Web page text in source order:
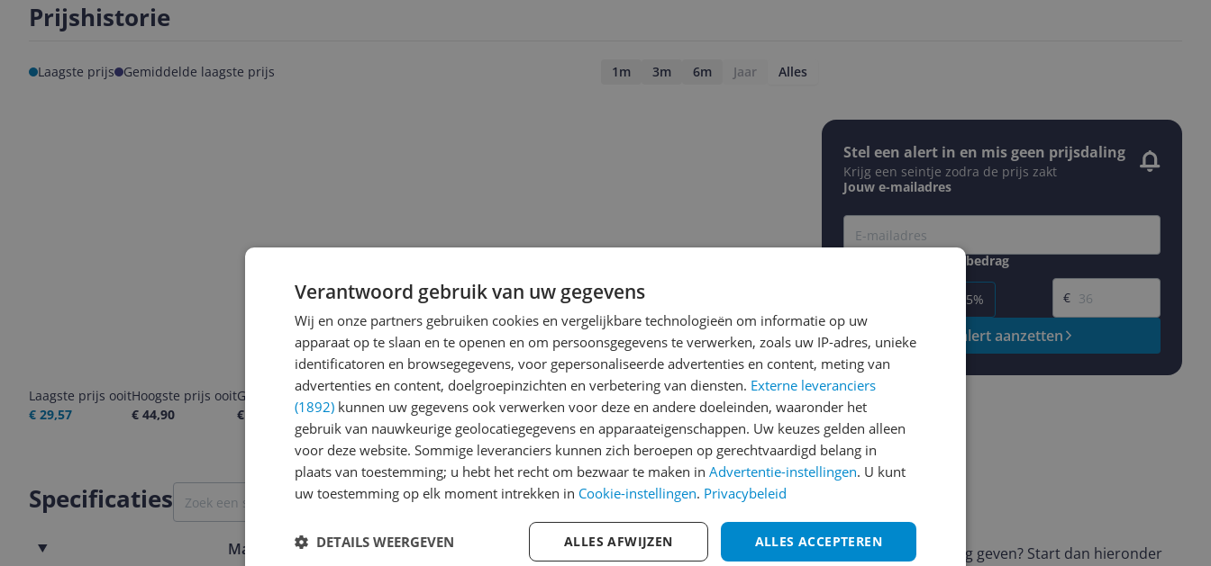
Prijshistorie
Laagste prijs Gemiddelde laagste prijs 1m 3m 6m Jaar Alles
Laagste prijs ooit
€ 29,57
Hoogste prijs ooit
€ 44,90
Goedkoopste nu
€ 31,99
Laatste prijsupdate
05-08-2026
Stel een alert in en mis geen prijsdaling
Krijg een seintje zodra de prijs zakt
Jouw e-mailadres
Gewenste daling of bedrag
-15%
Gewenste prijs
€
Prijsalert aanzetten
Specificaties
Materiaal & afmetingen
Reviews
Er zijn nog geen reviews geschreven
Heb jij dit product in bezit en wil je graag je mening geven? Start dan hieronder
Verantwoord gebruik van uw gegevens
Wij en onze partners gebruiken cookies en vergelijkbare technologieën om informatie op uw
apparaat op te slaan en te openen en om persoonsgegevens te verwerken, zoals uw IP-adres, unieke
identificatoren en browsegegevens, voor gepersonaliseerde advertenties en content, meting van
advertenties en content, doelgroepinzichten en verbetering van diensten. Externe leveranciers
(1892) kunnen uw gegevens ook verwerken voor deze en andere doeleinden, waaronder het
gebruik van nauwkeurige geolocatiegegevens en apparaateigenschappen. Uw keuzes gelden alleen
voor deze website. Sommige leveranciers kunnen zich beroepen op gerechtvaardigd belang in
plaats van toestemming; u hebt het recht om bezwaar te maken in Advertentie-instellingen. U kunt
uw toestemming op elk moment intrekken in Cookie-instellingen. Privacybeleid
ALLES ACCEPTEREN
ALLES AFWIJZEN
DETAILS WEERGEVEN